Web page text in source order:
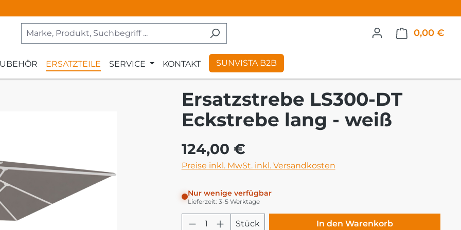
0,00 €
ERSATZTEILE SERVICE KONTAKT SUNVISTA B2B
Ersatzstrebe LS300-DT
Eckstrebe lang - weiß
Regulärer Preis:
124,00 €
Preise inkl. MwSt. inkl. Versandkosten
Nur wenige verfügbar
Lieferzeit: 3-5 Werktage
Produkt Anzahl: Gib den gewünschten
Stück In den Warenkorb